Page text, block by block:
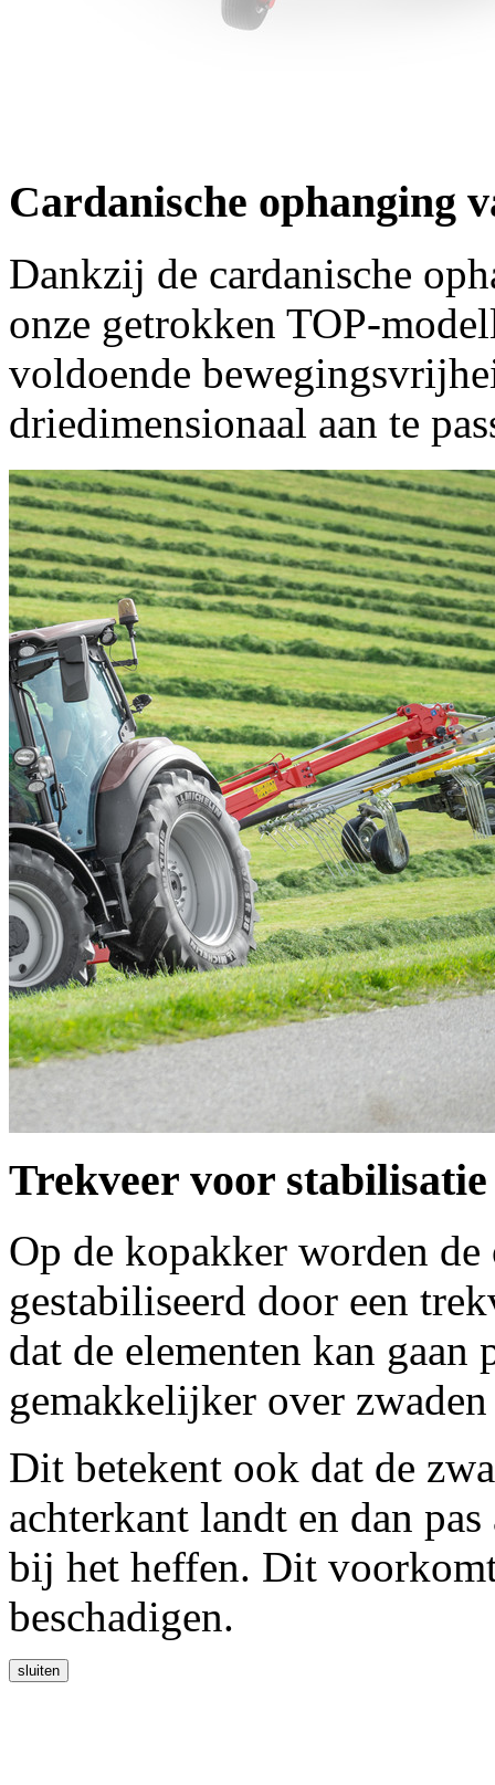
Cardanische ophanging
Dankzij de cardanische
onze getrokken TOP-
voldoende
driedimensionaal aan te
Trekveer voor
Op de kopakker worden
gestabiliseerd door een
dat de elementen kan
gemakkelijker over
Dit betekent ook dat de
achterkant landt en dan
bij het heffen. Dit
beschadigen.
sluiten